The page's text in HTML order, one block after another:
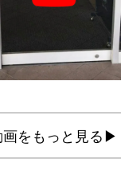
をもっと見る▶︎